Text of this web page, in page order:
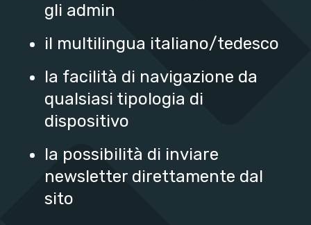
gli admin
il multilingua italiano/tedesco
la facilità di navigazione da
qualsiasi tipologia di
dispositivo
la possibilità di inviare
newsletter direttamente dal
sito